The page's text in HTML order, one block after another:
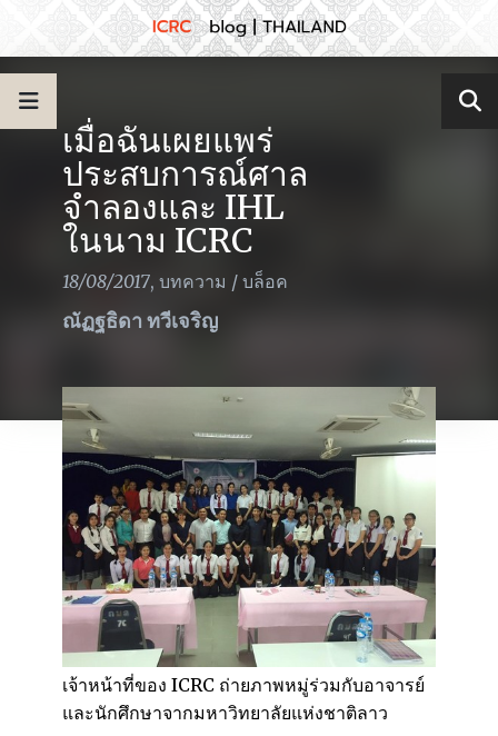
เมื่อฉันเผยแพร่
ประสบการณ์ศาล
จำลองและ IHL
ในนาม ICRC
18/08/2017, บทความ / บล็อค
ณัฏฐธิดา ทวีเจริญ
เจ้าหน้าที่ของ ICRC ถ่ายภาพหมู่ร่วมกับอาจารย์
และนักศึกษาจากมหาวิทยาลัยแห่งชาติลาว